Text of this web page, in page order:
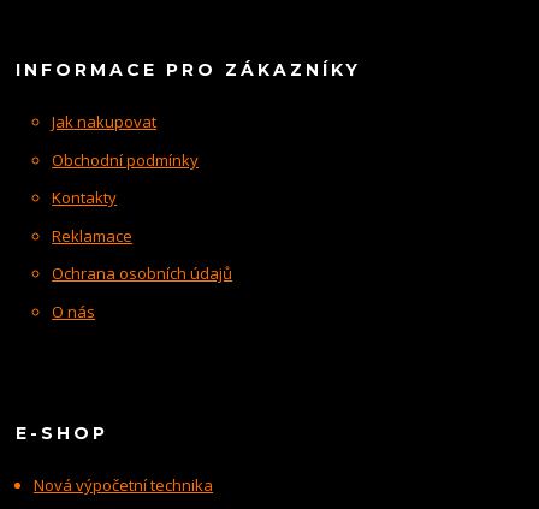
INFORMACE PRO ZÁKAZNÍKY
Jak nakupovat
Obchodní podmínky
Kontakty
Reklamace
Ochrana osobních údajů
O nás
E-SHOP
Nová výpočetní technika